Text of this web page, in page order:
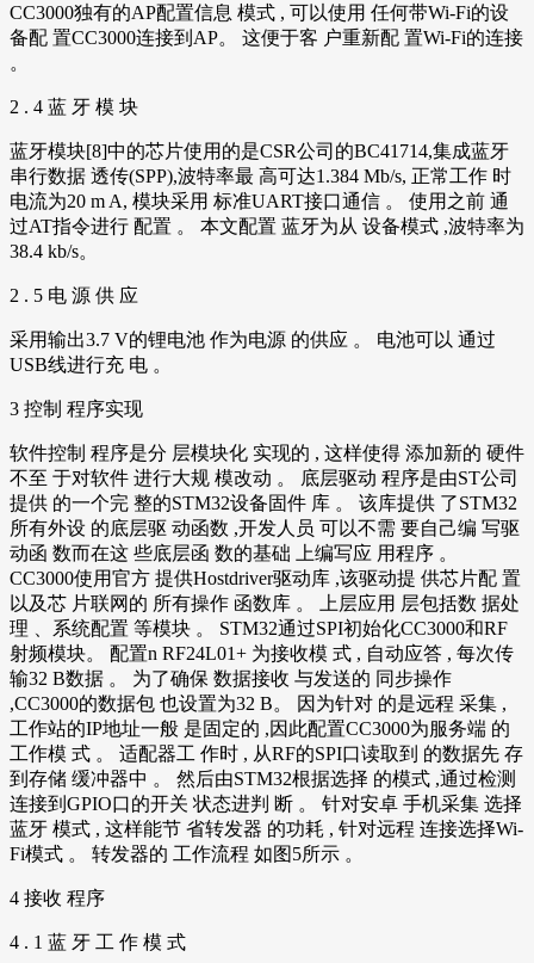
CC3000独有的AP配置信息 模式 , 可以使用 任何带Wi-Fi的设
备配 置CC3000连接到AP。 这便于客 户重新配 置Wi-Fi的连接
。
2 . 4 蓝 牙 模 块
蓝牙模块[8]中的芯片使用的是CSR公司的BC41714,集成蓝牙
串行数据 透传(SPP),波特率最 高可达1.384 Mb/s, 正常工作 时
电流为20 m A, 模块采用 标准UART接口通信 。 使用之前 通
过AT指令进行 配置 。 本文配置 蓝牙为从 设备模式 ,波特率为
38.4 kb/s。
2 . 5 电 源 供 应
采用输出3.7 V的锂电池 作为电源 的供应 。 电池可以 通过
USB线进行充 电 。
3 控制 程序实现
软件控制 程序是分 层模块化 实现的 , 这样使得 添加新的 硬件
不至 于对软件 进行大规 模改动 。 底层驱动 程序是由ST公司
提供 的一个完 整的STM32设备固件 库 。 该库提供 了STM32
所有外设 的底层驱 动函数 ,开发人员 可以不需 要自己编 写驱
动函 数而在这 些底层函 数的基础 上编写应 用程序 。
CC3000使用官方 提供Hostdriver驱动库 ,该驱动提 供芯片配 置
以及芯 片联网的 所有操作 函数库 。 上层应用 层包括数 据处
理 、系统配置 等模块 。 STM32通过SPI初始化CC3000和RF
射频模块。 配置n RF24L01+ 为接收模 式 , 自动应答 , 每次传
输32 B数据 。 为了确保 数据接收 与发送的 同步操作
,CC3000的数据包 也设置为32 B。 因为针对 的是远程 采集 ,
工作站的IP地址一般 是固定的 ,因此配置CC3000为服务端 的
工作模 式 。 适配器工 作时 , 从RF的SPI口读取到 的数据先 存
到存储 缓冲器中 。 然后由STM32根据选择 的模式 ,通过检测
连接到GPIO口的开关 状态进判 断 。 针对安卓 手机采集 选择
蓝牙 模式 , 这样能节 省转发器 的功耗 , 针对远程 连接选择Wi-
Fi模式 。 转发器的 工作流程 如图5所示 。
4 接收 程序
4 . 1 蓝 牙 工 作 模 式